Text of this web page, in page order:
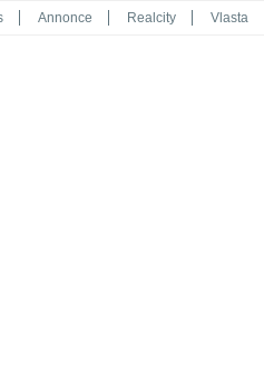
Annonce Realcity Vlasta